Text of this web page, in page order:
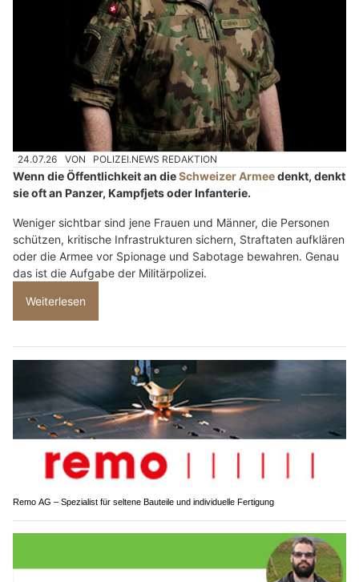
24.07.26 VON POLIZEI.NEWS REDAKTION
Wenn die Öffentlichkeit an dieSchweizer Armeedenkt, denkt
sie oft an Panzer, Kampfjets oder Infanterie.
Weniger sichtbar sind jene Frauen und Männer, die Personen
schützen, kritische Infrastrukturen sichern, Straftaten aufklären
oder die Armee vor Spionage und Sabotage bewahren. Genau
das ist die Aufgabe der Militärpolizei.
Weiterlesen
Remo AG – Spezialist für seltene Bauteile und individuelle Fertigung